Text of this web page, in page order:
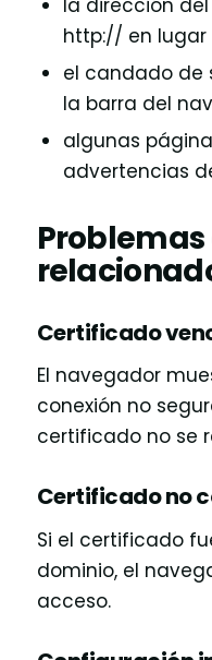
http:// en
el candado de
la barra del
algunas
advertencias
Certificado
El navegador
conexión no
certificado no se
Certificado no
Si el certificado
dominio, el
acceso.